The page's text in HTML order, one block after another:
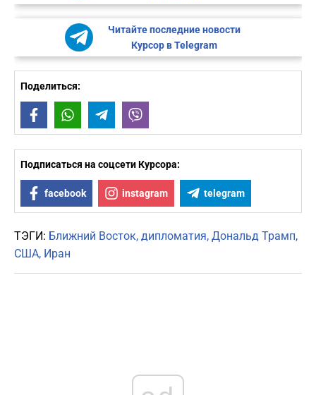
Читайте последние новости
Курсор в Telegram
Поделиться:
FacebookWhatsAppTelegram
Подписаться на соцсети Курсора:
facebook instagram telegram
ТЭГИ: Ближний Восток дипломатия Дональд Трамп
США Иран